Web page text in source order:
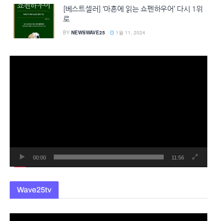
[베스트셀러] ‘마흔에 읽는 쇼펜하우어’ 다시 1위
로
BY NEWSWAVE25 1월 11, 2024
00:00 11:56
Wave25tv